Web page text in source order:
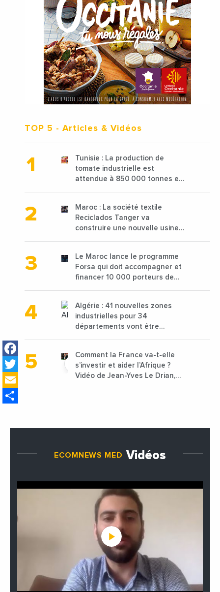
Facebook
Twitter
TOP 5 - Articles & Vidéos
Tunisie : La production de
tomate industrielle est
attendue à 850 000 tonnes en
Maroc : La société textile
Reciclados Tanger va
construire une nouvelle usine
Le Maroc lance le programme
Forsa qui doit accompagner et
financer 10 000 porteurs de
Algérie : 41 nouvelles zones
industrielles pour 34
départements vont être
Comment la France va-t-elle
s’investir et aider l’Afrique ?
Vidéo de Jean-Yves Le Drian,
ECOMNEWS MED Vidéos